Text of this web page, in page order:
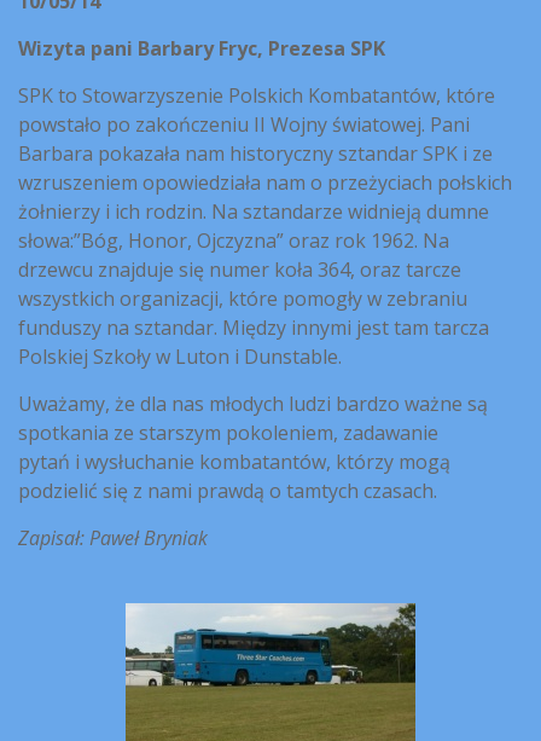
Wizyta pani Barbary Fryc, Prezesa SPK
SPK to Stowarzyszenie Polskich Kombatantów, które
powstało po zakończeniu II Wojny światowej. Pani
Barbara pokazała nam historyczny sztandar SPK i ze
wzruszeniem opowiedziała nam o przeżyciach połskich
żołnierzy i ich rodzin. Na sztandarze widnieją dumne
słowa:”Bóg, Honor, Ojczyzna” oraz rok 1962. Na
drzewcu znajduje się numer koła 364, oraz tarcze
wszystkich organizacji, które pomogły w zebraniu
funduszy na sztandar. Między innymi jest tam tarcza
Polskiej Szkoły w Luton i Dunstable.
Uważamy, że dla nas młodych ludzi bardzo ważne są
spotkania ze starszym pokoleniem, zadawanie
pytań i wysłuchanie kombatantów, którzy mogą
podzielić się z nami prawdą o tamtych czasach.
Zapisał: Paweł Bryniak